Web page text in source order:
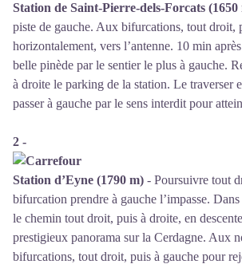
Station de Saint-Pierre-dels-Forcats (1650
piste de gauche. Aux bifurcations, tout droit,
horizontalement, vers l’antenne. 10 min
belle pinède par le sentier le plus à gauche.
à droite le parking de la station. Le traverser
passer à gauche par le sens interdit pour
2 -
Station d’Eyne (1790 m) - Poursuivre tout
bifurcation prendre à gauche l’impasse.
le chemin tout droit, puis à droite, en
prestigieux panorama sur la Cerdagne. Aux
bifurcations, tout droit, puis à gauche pour